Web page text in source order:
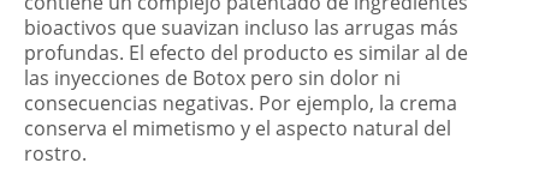
bioactivos que suavizan incluso las arrugas más
profundas. El efecto del producto es similar al de
las inyecciones de Botox pero sin dolor ni
consecuencias negativas. Por ejemplo, la crema
conserva el mimetismo y el aspecto natural del
rostro.